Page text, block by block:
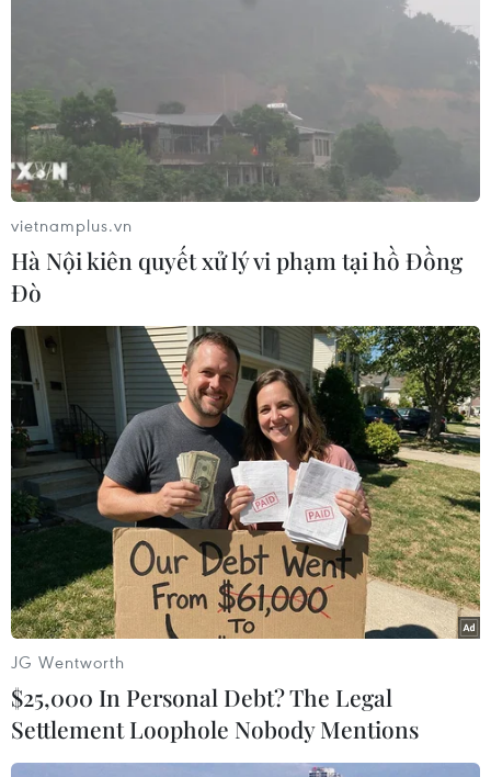
Thị trường chứng khoán Việt Nam cũng ít biến
Theo đó, đến 9 giờ 18 phút sáng 19/6, VN-Index
giảm nhẹ chưa tới 1 điểm xuống hơn 1.346
điểm, trong khi HNX-Index dao động sát mốc
tham chiếu./.
Đợi tín hiệu từ Fed, các thị
Á biến động trái chiều
Giới đầu tư đang theo dõi các
diễn biến liên quan đến xung đột
Israel-Iran và chờ đợi quyết định
chính sách của Cục Dự trữ liên
bang Mỹ (Fed).
(TTXVN/Vietnam+)
vietnamplus.vn
Hà Nội kiên quyết xử lý vi phạm tại hồ Đồng
Đò
JG Wentworth
$25,000 In Personal Debt? The Legal
Settlement Loophole Nobody Mentions